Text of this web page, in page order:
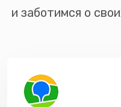
и заботимся о